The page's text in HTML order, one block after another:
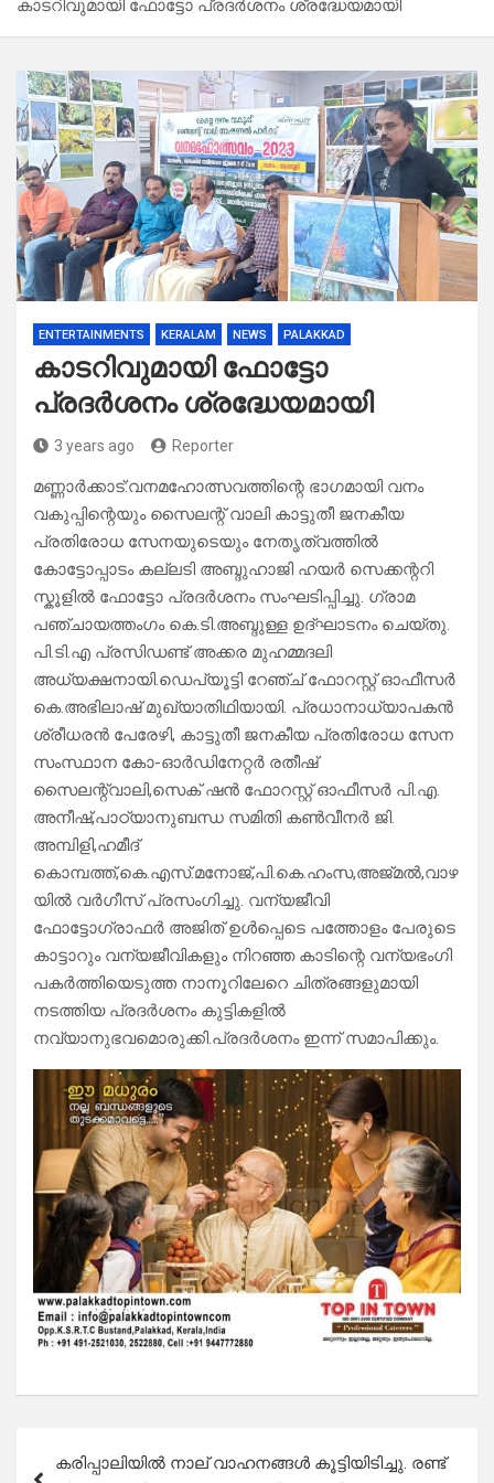
കാടറിവുമായി ഫോട്ടോ പ്രദർശനം ശ്രദ്ധേയമായി
ENTERTAINMENTS KERALAM NEWS PALAKKAD
കാടറിവുമായി ഫോട്ടോ
പ്രദർശനം ശ്രദ്ധേയമായി
3 years ago Reporter
മണ്ണാർക്കാട്:വനമഹോത്സവത്തിന്റെ ഭാഗമായി വനം
വകുപ്പിന്റെയും സൈലന്റ് വാലി കാട്ടുതീ ജനകീയ
പ്രതിരോധ സേനയുടെയും നേതൃത്വത്തിൽ
കോട്ടോപ്പാടം കല്ലടി അബ്ദുഹാജി ഹയർ സെക്കന്ററി
സ്കൂളിൽ ഫോട്ടോ പ്രദർശനം സംഘടിപ്പിച്ചു. ഗ്രാമ
പഞ്ചായത്തംഗം കെ.ടി.അബ്ദുള്ള ഉദ്ഘാടനം ചെയ്തു.
പി.ടി.എ പ്രസിഡണ്ട് അക്കര മുഹമ്മദലി
അധ്യക്ഷനായി.ഡെപ്യൂട്ടി റേഞ്ച് ഫോറസ്റ്റ് ഓഫീസർ
കെ.അഭിലാഷ് മുഖ്യാതിഥിയായി. പ്രധാനാധ്യാപകൻ
ശ്രീധരൻ പേരേഴി, കാട്ടുതീ ജനകീയ പ്രതിരോധ സേന
സംസ്ഥാന കോ-ഓർഡിനേറ്റർ രതീഷ്
സൈലന്റ്‌വാലി,സെക് ഷൻ ഫോറസ്റ്റ് ഓഫീസർ പി.എ.
അനീഷ്,പാഠ്യാനുബന്ധ സമിതി കൺവീനർ ജി.
അമ്പിളി,ഹമീദ്
കൊമ്പത്ത്,കെ.എസ്.മനോജ്,പി.കെ.ഹംസ,അജ്മൽ,വാഴ
യിൽ വർഗീസ് പ്രസംഗിച്ചു. വന്യജീവി
ഫോട്ടോഗ്രാഫർ അജിത് ഉൾപ്പെടെ പത്തോളം പേരുടെ
കാട്ടാറും വന്യജീവികളും നിറഞ്ഞ കാടിന്റെ വന്യഭംഗി
പകർത്തിയെടുത്ത നാനൂറിലേറെ ചിത്രങ്ങളുമായി
നടത്തിയ പ്രദർശനം കുട്ടികളിൽ
നവ്യാനുഭവമൊരുക്കി.പ്രദർശനം ഇന്ന് സമാപിക്കും.
കരിപ്പാലിയിൽ നാല് വാഹനങ്ങൾ കൂട്ടിയിടിച്ചു. രണ്ട്